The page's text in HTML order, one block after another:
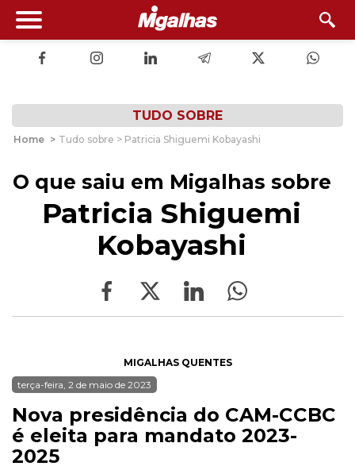
TUDO SOBRE
Home > Tudo sobre > Patricia Shiguemi Kobayashi
O que saiu em Migalhas sobre
Patricia Shiguemi
Kobayashi
MIGALHAS QUENTES
terça-feira, 2 de maio de 2023
Nova presidência do CAM-CCBC
é eleita para mandato 2023-
2025